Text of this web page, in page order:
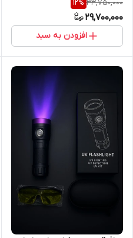
33,750,000
12%
29,700,000
افزودن به سبد